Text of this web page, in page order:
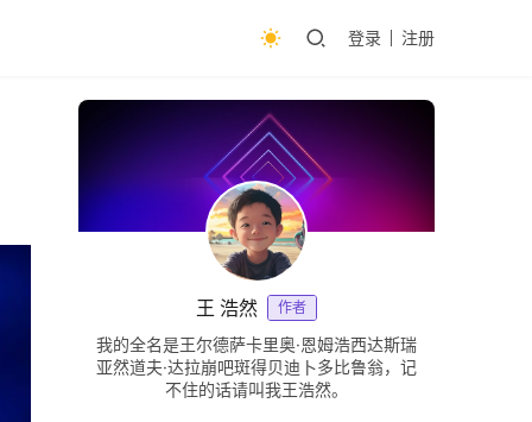
登录 注册
王 浩然 作者
我的全名是王尔德萨卡里奥·恩姆浩西达斯瑞
亚然道夫·达拉崩吧斑得贝迪卜多比鲁翁，记
不住的话请叫我王浩然。